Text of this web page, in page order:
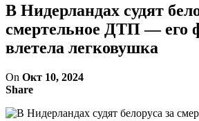
В Нидерландах судят
смертельное ДТП — его
влетела легковушка
On Окт 10, 2024
Share